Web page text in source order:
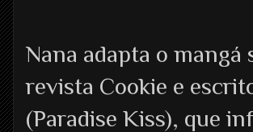
Nana adapta o mangá
revista Cookie e
(Paradise Kiss), que